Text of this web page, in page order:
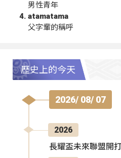
男性青年
atamatama
父字輩的稱呼
歷史上的今天
2026/ 08/ 07
2026
長耀盃未來聯盟開